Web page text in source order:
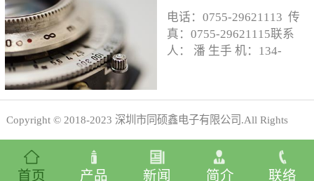
首页 产品 新闻 简介 联络
的品牌和声誉。
。
电话：0755-29621113 传
真：0755-29621115联系
人： 潘 生手 机：134-
业务邮箱：
sales@tsxdz.com网
圳市宝安区沙井共和第四
工业区A4栋A4单元四层邮
Copyright © 2018-2023 深圳市同硕鑫电子有限公司.All Rights
Reserved
犀牛云提供企业云服务